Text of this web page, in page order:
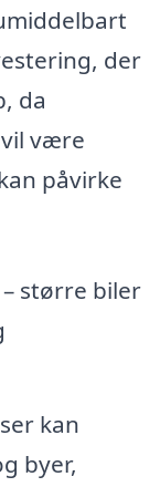
der
da
være
påvirke
større biler
kan
byer,